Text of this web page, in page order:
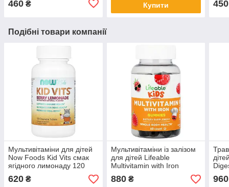
460 ₴ Купити 450
Подібні товари компанії
Мультивітаміни для дітей
Now Foods Kid Vits смак
ягідного лимонаду 120
жувальних таблеток
620 ₴
Мультивітаміни із залізом
для дітей Lifeable
Multivitamin with Iron
Gummies смак малини 60
мармеладок
880₴ 960